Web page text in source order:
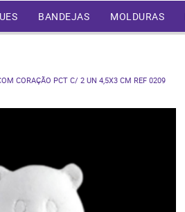
BANDEJAS MOLDURAS
CORAÇÃO PCT C/ 2 UN 4,5X3 CM REF 0209